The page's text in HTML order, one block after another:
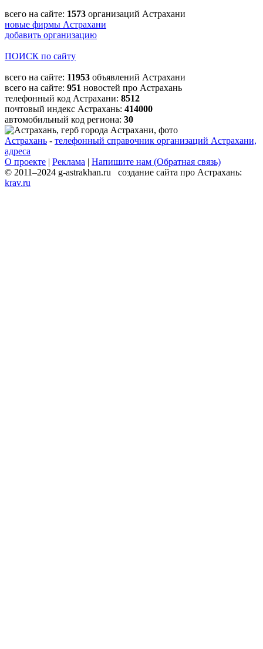
всего на сайте: 1573 организаций Астрахани
новые фирмы Астрахани
добавить организацию
ПОИСК по сайту
всего на сайте: 11953 объявлений Астрахани
всего на сайте: 951 новостей про Астрахань
телефонный код Астрахани: 8512
почтовый индекс Астрахань: 414000
автомобильный код региона: 30
Астрахань - телефонный справочник организаций Астрахани,
адреса
О проекте | Реклама | Напишите нам (Обратная связь)
© 2011–2024 g-astrakhan.ru создание сайта про Астрахань:
krav.ru